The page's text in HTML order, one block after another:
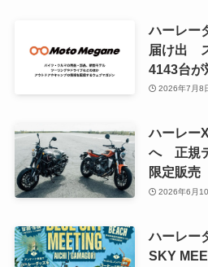
ハーレー
届け出
4143台が
2026年7月8
ハーレー
へ 正規
限定販売
2026年6月
ハーレー
SKY